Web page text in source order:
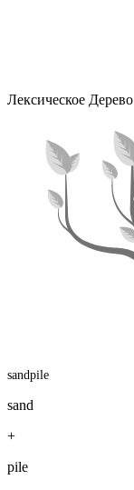
Лексическое Дерево
sandpile
sand
+
pile